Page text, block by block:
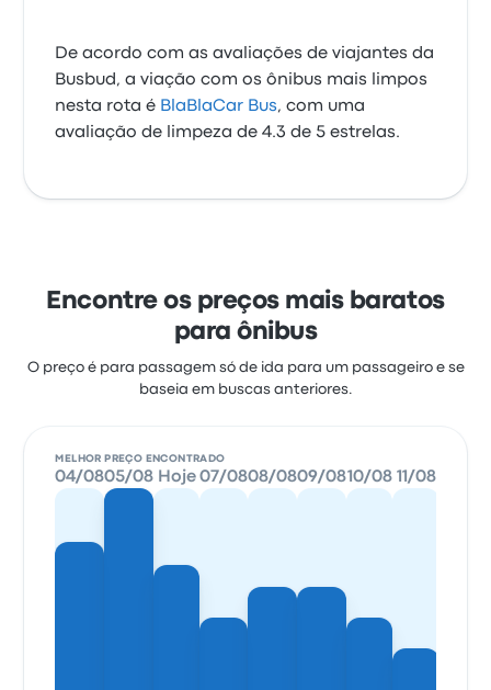
De acordo com as avaliações de viajantes da
Busbud, a viação com os ônibus mais limpos
nesta rota é BlaBlaCar Bus, com uma
avaliação de limpeza de 4.3 de 5 estrelas.
Encontre os preços mais baratos
para ônibus
O preço é para passagem só de ida para um passageiro e se
baseia em buscas anteriores.
MELHOR PREÇO ENCONTRADO
04/0805/08 Hoje 07/0808/0809/0810/08 11/08